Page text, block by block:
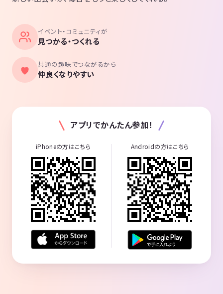
イベント・コミュニティが
見つかる・つくれる
共通の趣味でつながるから
仲良くなりやすい
アプリでかんたん参加！
iPhoneの方はこちら Androidの方はこちら